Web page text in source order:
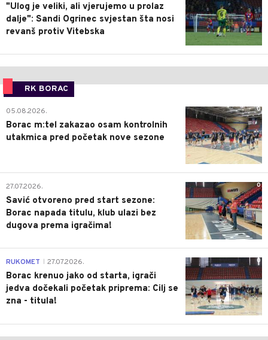
"Ulog je veliki, ali vjerujemo u prolaz
dalje": Sandi Ogrinec svjestan šta nosi
revanš protiv Vitebska
RK BORAC
0
05.08.2026.
Borac m:tel zakazao osam kontrolnih
utakmica pred početak nove sezone
0
27.07.2026.
Savić otvoreno pred start sezone:
Borac napada titulu, klub ulazi bez
dugova prema igračima!
0
RUKOMET 27.07.2026.
Borac krenuo jako od starta, igrači
jedva dočekali početak priprema: Cilj se
zna - titula!